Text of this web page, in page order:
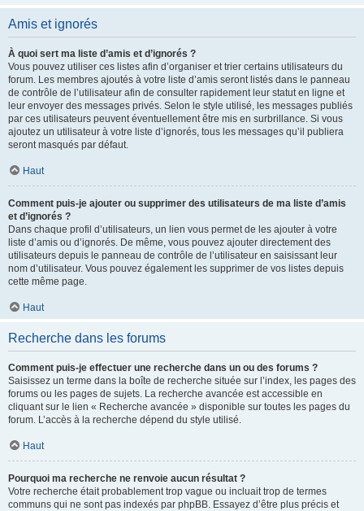
Amis et ignorés
À quoi sert ma liste d’amis et d’ignorés ?
Vous pouvez utiliser ces listes afin d’organiser et trier certains utilisateurs du
forum. Les membres ajoutés à votre liste d’amis seront listés dans le panneau
de contrôle de l’utilisateur afin de consulter rapidement leur statut en ligne et
leur envoyer des messages privés. Selon le style utilisé, les messages publiés
par ces utilisateurs peuvent éventuellement être mis en surbrillance. Si vous
ajoutez un utilisateur à votre liste d’ignorés, tous les messages qu’il publiera
seront masqués par défaut.
Haut
Comment puis-je ajouter ou supprimer des utilisateurs de ma liste d’amis
et d’ignorés ?
Dans chaque profil d’utilisateurs, un lien vous permet de les ajouter à votre
liste d’amis ou d’ignorés. De même, vous pouvez ajouter directement des
utilisateurs depuis le panneau de contrôle de l’utilisateur en saisissant leur
nom d’utilisateur. Vous pouvez également les supprimer de vos listes depuis
cette même page.
Haut
Recherche dans les forums
Comment puis-je effectuer une recherche dans un ou des forums ?
Saisissez un terme dans la boîte de recherche située sur l’index, les pages des
forums ou les pages de sujets. La recherche avancée est accessible en
cliquant sur le lien « Recherche avancée » disponible sur toutes les pages du
forum. L’accès à la recherche dépend du style utilisé.
Haut
Pourquoi ma recherche ne renvoie aucun résultat ?
Votre recherche était probablement trop vague ou incluait trop de termes
communs qui ne sont pas indexés par phpBB. Essayez d’être plus précis et